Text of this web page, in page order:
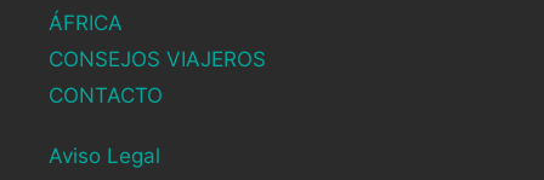
ÁFRICA
CONSEJOS VIAJEROS
CONTACTO
Aviso Legal